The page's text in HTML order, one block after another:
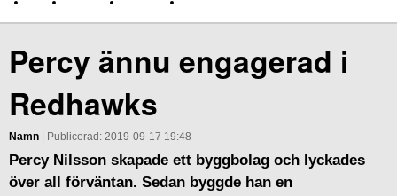
Percy ännu engagerad i
Redhawks
Namn | Publicerad: 2019-09-17 19:48
Percy Nilsson skapade ett byggbolag och lyckades
över all förväntan. Sedan byggde han en